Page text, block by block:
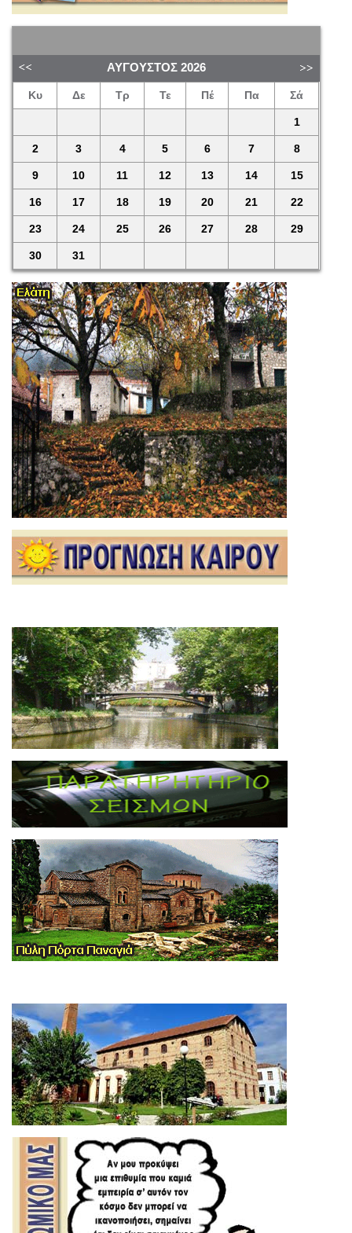
ΑΎΓΟΥΣΤΟΣ 2026
Κυ Δε Τρ Τε Πέ Πα Σά
1
2 3 4 5 6 7 8
9 10 11 12 13 14 15
16 17 18 19 20 21 22
23 24 25 26 27 28 29
30 31